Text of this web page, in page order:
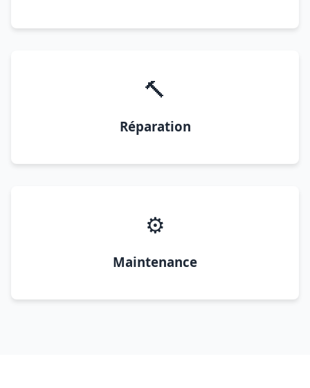
🔨
Réparation
⚙️
Maintenance